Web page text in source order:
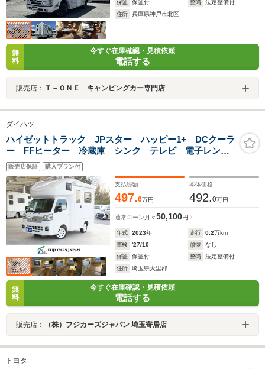
保証 保証付 整備
法定整備付
住所
兵庫県神戸市北区
無
料
今すぐ在庫確認・見積依頼
電話する
販売店： Ｔ－ＯＮＥ キャンピングカー専門店
ダイハツ
ハイゼットトラック JPスター ハッピー1+ DCクーラ
ー FFヒーター 冷蔵庫 シンク テレビ 電子レン
ジ リチウムバッテリー インバーター3000W 走行充
電 コンバーター 外部電源 オーニング
販売店保証 購入プラン付
支払総額
497.6万円
本体価格
492.0万円
通常ローン 月々50,100円
年式 2023年 走行 0.2万km
車検
'27/10 修復
なし
保証
保証付 整備
法定整備付
住所
埼玉県大里郡
無
料
今すぐ在庫確認・見積依頼
電話する
販売店： （株）フジカーズジャパン 埼玉寄居店
トヨタ